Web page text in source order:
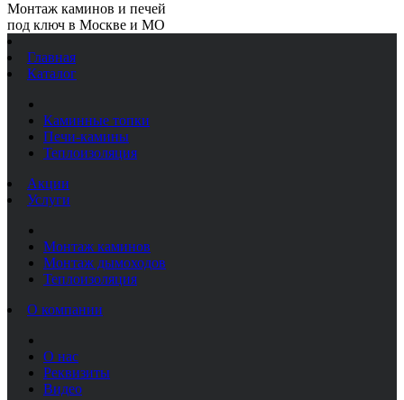
Монтаж каминов и печей
под ключ в Москве и МО
Главная
Каталог
Каминные топки
Печи-камины
Теплоизоляция
Акции
Услуги
Монтаж каминов
Монтаж дымоходов
Теплоизоляция
О компании
О нас
Реквизиты
Видео